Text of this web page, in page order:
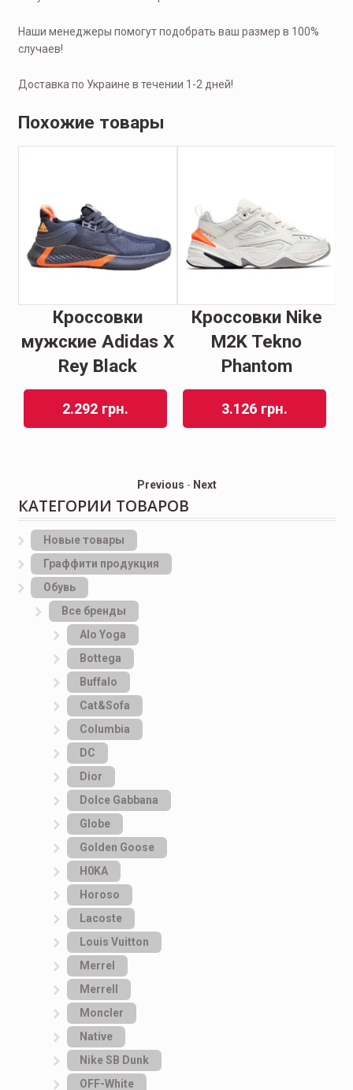
Наши менеджеры помогут подобрать ваш размер в 100%
случаев!
Доставка по Украине в течении 1-2 дней!
Похожие товары
Кроссовки
мужские Adidas X
Rey Black
2.292 грн.
Кроссовки Nike
M2K Tekno
Phantom
3.126 грн.
Previous - Next
КАТЕГОРИИ ТОВАРОВ
Новые товары
Граффити продукция
Обувь
Все бренды
Alo Yoga
Bottеga
Buffalo
Cat&Sofa
Columbia
DC
Dior
Dolce Gabbana
Globe
Golden Goose
H0KA
Horoso
Lacoste
Louis Vuitton
Merrel
Merrell
Moncler
Native
Nike SB Dunk
OFF-White